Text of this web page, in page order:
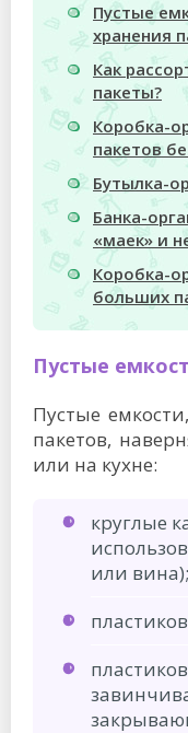
Пустые
хранения
Как
пакеты?
Коробка-
пакетов
Бутылка-
Банка-
«маек» и
Коробка-
больших
Пустые
Пустые
пакетов,
или на кухне:
круглые
или вина);